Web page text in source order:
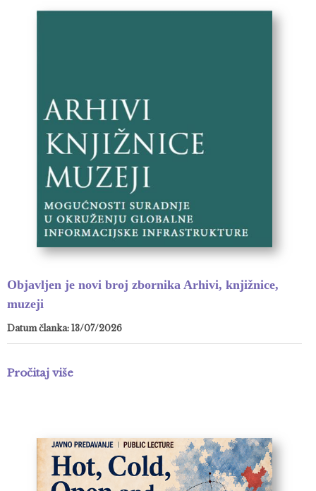
Objavljen je novi broj zbornika Arhivi, knjižnice,
muzeji
Datum članka: 13/07/2026
Pročitaj više